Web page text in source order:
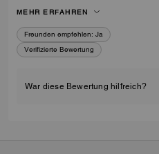
Armbeuge.
MEHR ERFAHREN
Freunden empfehlen: Ja
Verifizierte Bewertung
War diese Bewertung hilfreich?